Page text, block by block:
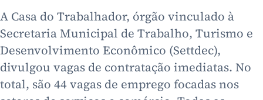
A Casa do Trabalhador, órgão vinculado à
Secretaria Municipal de Trabalho, Turismo e
Desenvolvimento Econômico (Settdec),
divulgou vagas de contratação imediatas. No
total, são 44 vagas de emprego focadas nos